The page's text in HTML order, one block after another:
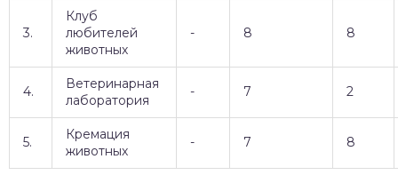
3.
Клуб
любителей
животных
- 8 8
4.
Ветеринарная
лаборатория
- 7 2
5.
Кремация
животных
- 7 8